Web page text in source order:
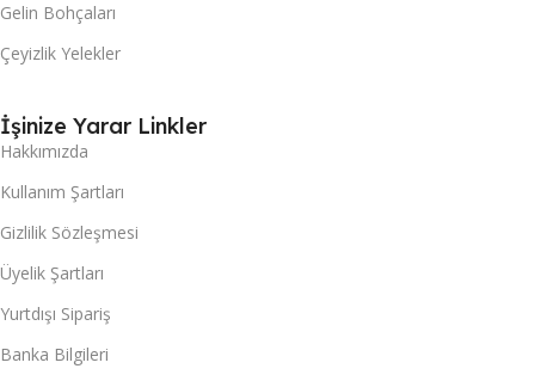
Gelin Bohçaları
Çeyizlik Yelekler
İşinize Yarar Linkler
Hakkımızda
Kullanım Şartları
Gizlilik Sözleşmesi
Üyelik Şartları
Yurtdışı Sipariş
Banka Bilgileri